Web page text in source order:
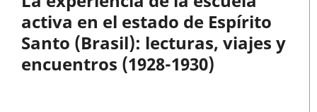
activa en el estado de Espírito
Santo (Brasil): lecturas, viajes y
encuentros (1928-1930)